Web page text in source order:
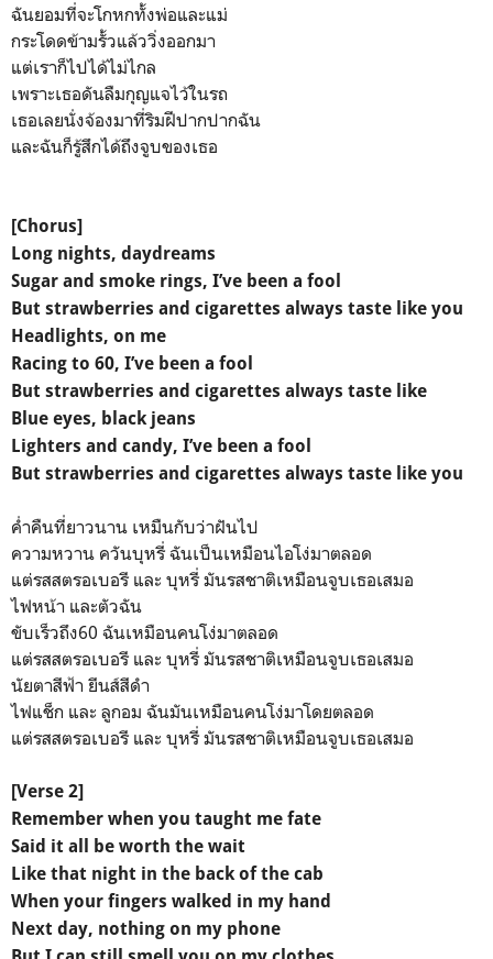
ฉันยอมที่จะโกหกทั้งพ่อและแม่
กระโดดข้ามรั้วแล้ววิ่งออกมา
แต่เราก็ไปได้ไม่ไกล
เพราะเธอดันลืมกุญแจไว้ในรถ
เธอเลยนั่งจ้องมาที่ริมฝีปากปากฉัน
และฉันก็รู้สึกได้ถึงจูบของเธอ
[Chorus]
Long nights, daydreams
Sugar and smoke rings, I’ve been a fool
But strawberries and cigarettes always taste like you
Headlights, on me
Racing to 60, I’ve been a fool
But strawberries and cigarettes always taste like
Blue eyes, black jeans
Lighters and candy, I’ve been a fool
But strawberries and cigarettes always taste like you
ค่ำคืนที่ยาวนาน เหมืนกับว่าฝันไป
ความหวาน ควันบุหรี่ ฉันเป็นเหมือนไอโง่มาตลอด
แต่รสสตรอเบอรี และ บุหรี่ มันรสชาติเหมือนจูบเธอเสมอ
ไฟหน้า และตัวฉัน
ขับเร็วถึง60 ฉันเหมือนคนโง่มาตลอด
แต่รสสตรอเบอรี และ บุหรี่ มันรสชาติเหมือนจูบเธอเสมอ
นัยตาสีฟ้า ยีนส์สีดำ
ไฟแช็ก และ ลูกอม ฉันมันเหมือนคนโง่มาโดยตลอด
แต่รสสตรอเบอรี และ บุหรี่ มันรสชาติเหมือนจูบเธอเสมอ
[Verse 2]
Remember when you taught me fate
Said it all be worth the wait
Like that night in the back of the cab
When your fingers walked in my hand
Next day, nothing on my phone